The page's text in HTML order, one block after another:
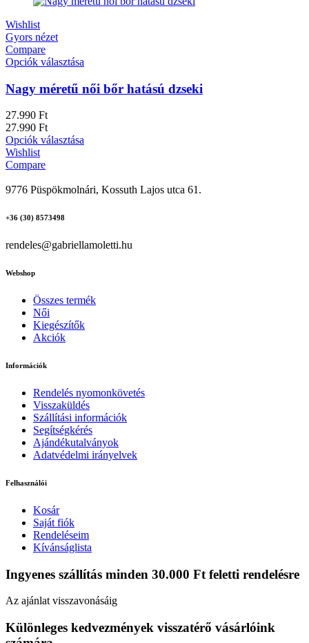
Wishlist
Gyors nézet
Compare
Opciók választása
Nagy méretű női bőr hatású dzseki
27.990 Ft
27.990 Ft
Opciók választása
Wishlist
Compare
9776 Püspökmolnári, Kossuth Lajos utca 61.
+36 (30) 8573498
rendeles@gabriellamoletti.hu
Webshop
Összes termék
Női
Kiegészítők
Akciók
Információk
Rendelés nyomonkövetés
Visszaküldés
Szállítási információk
Segítségkérés
Ajándékutalványok
Adatvédelmi irányelvek
Felhasználói
Kosár
Saját fiók
Rendeléseim
Kívánságlista
Ingyenes szállítás minden 30.000 Ft feletti rendelésre
Az ajánlat visszavonásáig
Különleges kedvezmények visszatérő vásárlóink